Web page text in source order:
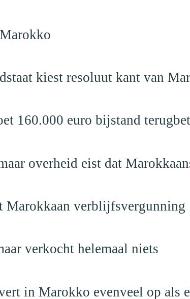
kiest resoluut kant van
160.000 euro bijstand
overheid eist dat
Marokkaan verblijfsvergunning
verkocht helemaal niets
in Marokko evenveel op als